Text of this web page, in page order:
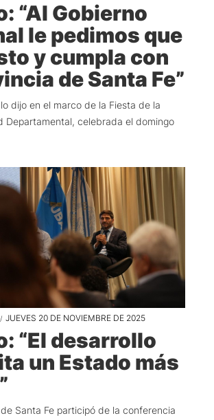
“Al Gobierno
le pedimos que
y cumpla con
de Santa Fe”
dijo en el marco de la Fiesta de la
Departamental, celebrada el domingo
JUEVES 20 DE NOVIEMBRE DE 2025
“El desarrollo
un Estado más
Santa Fe participó de la conferencia